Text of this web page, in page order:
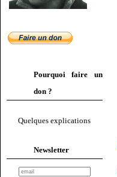
Pourquoi faire un
don ?
Quelques explications
Newsletter